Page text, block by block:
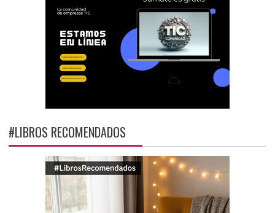
#LIBROS RECOMENDADOS